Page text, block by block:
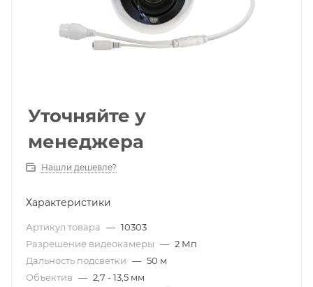
Уточняйте у
менеджера
Нашли дешевле?
Характеристики
Артикул товара — 10303
Разрешение видеокамеры — 2 Мп
Дальность подсветки — 50 м
Объектив — 2,7 - 13,5 мм